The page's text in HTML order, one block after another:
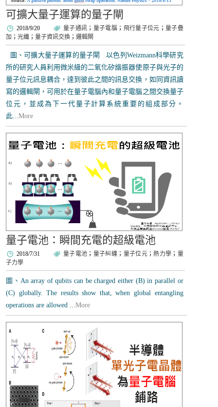
可擴大量子運算的量子閘
2018/9/20 量子通訊 ； 量子電腦 ； 飛行量子位元 ； 量子疊
加 ；光纖 ；量子資訊交換 ；邏輯閘
圖、可擴大量子運算的量子閘 以色列Weizmann科學研究
所的研究人員利用微米級的二氧化矽諧振器使原子與光子的
量子位元訊息耦合，達到彼此之間的訊息交換，如同資訊讀
寫的邏輯閘，可用於在量子電腦內和量子電腦之間交換量子
位元，並成為下一代量子計算系統重要的組成部分。
此...More
量子電池：瞬間充電的超級電池
2018/7/31 量子電池 ； 量子糾纏 ； 量子位元； 熱力學 ； 量
子力學
圖、An array of qubits can be charged either (B) in parallel or
(C) globally. The results show that, when global entangling
operations are allowed ...More